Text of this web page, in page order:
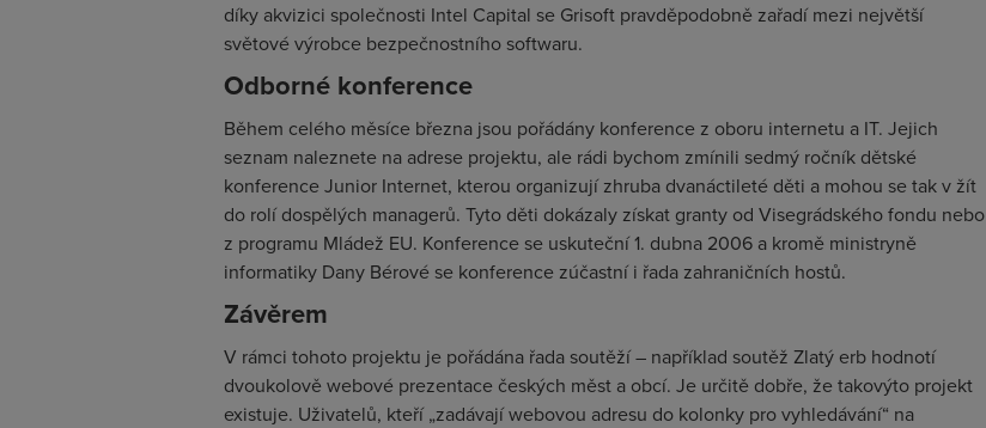
díky akvizici společnosti Intel Capital se Grisoft pravděpodobně zařadí mezi největší
světové výrobce bezpečnostního softwaru.
Odborné konference
Během celého měsíce března jsou pořádány konference z oboru internetu a IT. Jejich
seznam naleznete na adrese projektu, ale rádi bychom zmínili sedmý ročník dětské
konference Junior Internet, kterou organizují zhruba dvanáctileté děti a mohou se tak v žít
do rolí dospělých managerů. Tyto děti dokázaly získat granty od Visegrádského fondu nebo
z programu Mládež EU. Konference se uskuteční 1. dubna 2006 a kromě ministryně
informatiky Dany Bérové se konference zúčastní i řada zahraničních hostů.
Závěrem
V rámci tohoto projektu je pořádána řada soutěží – například soutěž Zlatý erb hodnotí
dvoukolově webové prezentace českých měst a obcí. Je určitě dobře, že takovýto projekt
existuje. Uživatelů, kteří „zadávají webovou adresu do kolonky pro vyhledávání“ na